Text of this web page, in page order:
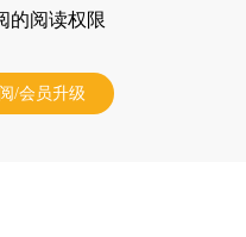
的阅读权限
/会员升级